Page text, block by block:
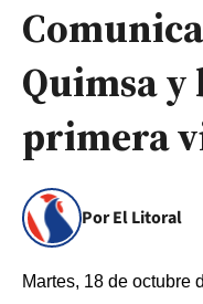
Quimsa y
primera
Por El Litoral
Martes, 18 de octubre